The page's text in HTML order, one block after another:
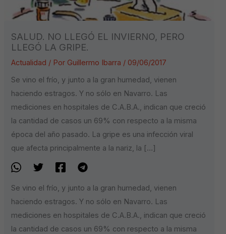
SALUD. NO LLEGÓ EL INVIERNO, PERO
LLEGÓ LA GRIPE.
Actualidad / Por Guillermo Ibarra / 09/06/2017
Se vino el frío, y junto a la gran humedad, vienen
haciendo estragos. Y no sólo en Navarro. Las
mediciones en hospitales de C.A.B.A., indican que creció
la cantidad de casos un 69% con respecto a la misma
época del año pasado. La gripe es una infección viral
que afecta principalmente a la nariz, la […]
Se vino el frío, y junto a la gran humedad, vienen
haciendo estragos. Y no sólo en Navarro. Las
mediciones en hospitales de C.A.B.A., indican que creció
la cantidad de casos un 69% con respecto a la misma